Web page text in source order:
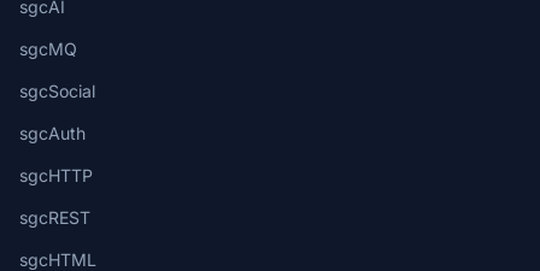
sgcAI
sgcMQ
sgcSocial
sgcAuth
sgcHTTP
sgcREST
sgcHTML